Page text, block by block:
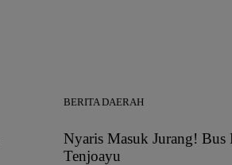
BERITA DAERAH
Nyaris Masuk Jurang! Bus
Tenjoayu